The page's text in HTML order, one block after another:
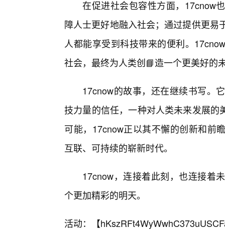
在促进社会包容性方面，17cnow
障人士更好地融入社会；通过提供更
人都能享受到科技带来的便利。
社会，最终为人类创📘造一个更美好的
17cnow的故事，还在继续书写。
技力量的信任，一种对人类未来发展
可能，17cnow正以其不懈的创新和前
互联、可持续的崭新时代。
17cnow，连接着此刻，也连接着
个更加精彩的明天。
活动：【